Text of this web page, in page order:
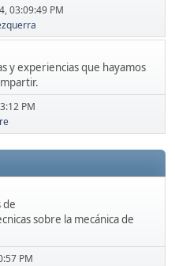
03:09:49 PM
y experiencias que hayamos
PM
de
sobre la mecánica de
PM